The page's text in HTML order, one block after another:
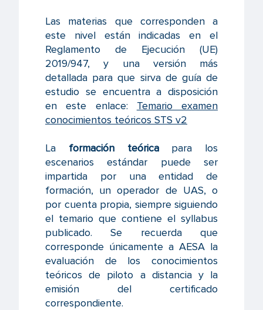
Las materias que corresponden a
este nivel están indicadas en el
Reglamento de Ejecución (UE)
2019/947, y una versión más
detallada para que sirva de guía de
estudio se encuentra a disposición
en este enlace: Temario examen
conocimientos teóricos STS v2
La formación teóricapara los
escenarios estándar puede ser
impartida por una entidad de
formación, un operador de UAS, o
por cuenta propia, siempre siguiendo
el temario que contiene el syllabus
publicado. Se recuerda que
corresponde únicamente a AESA la
evaluación de los conocimientos
teóricos de piloto a distancia y la
emisión del certificado
correspondiente.